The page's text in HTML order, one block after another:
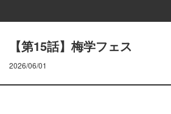
【第15話】梅学フェス
2026/06/01